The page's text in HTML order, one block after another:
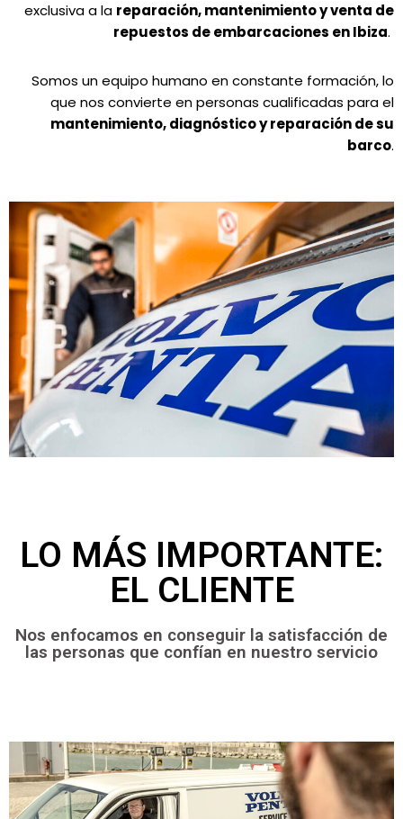
exclusiva a la reparación, mantenimiento y venta de
repuestos de embarcaciones en Ibiza.
Somos un equipo humano en constante formación, lo
que nos convierte en personas cualificadas para el
mantenimiento, diagnóstico y reparación de su
barco.
LO MÁS IMPORTANTE:
EL CLIENTE
Nos enfocamos en conseguir la satisfacción de
las personas que confían en nuestro servicio